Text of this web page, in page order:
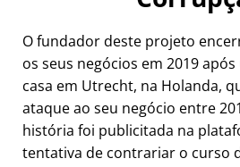
O fundador deste projeto
os seus negócios em 2019
casa em Utrecht, na Holanda,
ataque ao seu negócio entre
história foi publicitada na
tentativa de contrariar o curso